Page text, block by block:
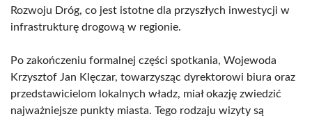
Rozwoju Dróg, co jest istotne dla przyszłych inwestycji w
infrastrukturę drogową w regionie.
Po zakończeniu formalnej części spotkania, Wojewoda
Krzysztof Jan Klęczar, towarzysząc dyrektorowi biura oraz
przedstawicielom lokalnych władz, miał okazję zwiedzić
najważniejsze punkty miasta. Tego rodzaju wizyty są